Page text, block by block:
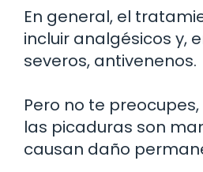
En general, el
incluir analgésicos y,
severos, antivenenos.
Pero no te
las picaduras son
causan daño